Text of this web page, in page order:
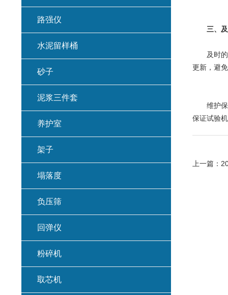
三、
及时的维
更新，避
维护保
保证试验
上一篇：
路强仪
水泥留样桶
砂子
泥浆三件套
养护室
架子
塌落度
负压筛
回弹仪
粉碎机
取芯机